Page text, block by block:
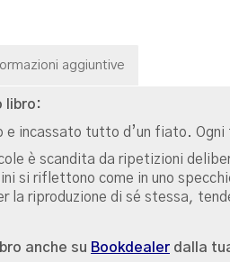
aggiuntive
libro:
e incassato tutto d’un fiato.
è scandita da ripetizioni
si riflettono come in uno
la riproduzione di sé stessa,
anche su Bookdealer dalla